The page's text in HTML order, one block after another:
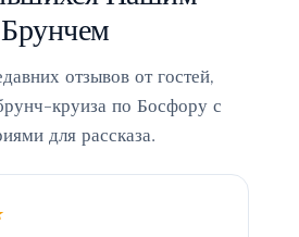
Брунчем
отзывов от гостей,
круиза по Босфору с
для рассказа.